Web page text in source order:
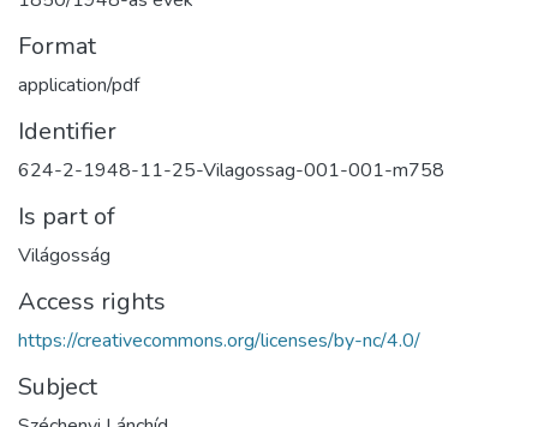
Format
application/pdf
Identifier
624-2-1948-11-25-Vilagossag-001-001-m758
Is part of
Világosság
Access rights
https://creativecommons.org/licenses/by-nc/4.0/
Subject